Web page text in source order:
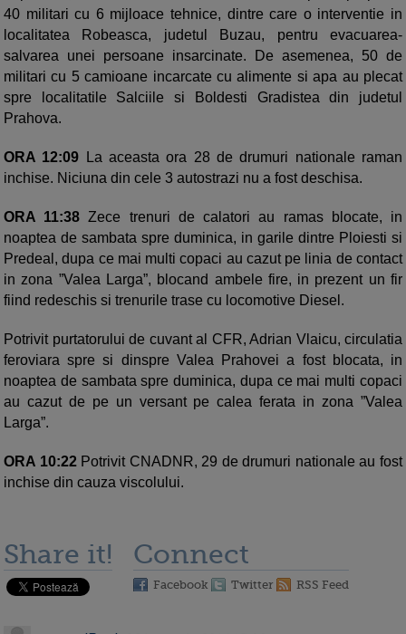
40 militari cu 6 mijloace tehnice, dintre care o interventie in
localitatea Robeasca, judetul Buzau, pentru evacuarea-
salvarea unei persoane insarcinate. De asemenea, 50 de
militari cu 5 camioane incarcate cu alimente si apa au plecat
spre localitatile Salciile si Boldesti Gradistea din judetul
Prahova.
ORA 12:09 La aceasta ora 28 de drumuri nationale raman
inchise. Niciuna din cele 3 autostrazi nu a fost deschisa.
ORA 11:38Zece trenuri de calatori au ramas blocate, in
noaptea de sambata spre duminica, in garile dintre Ploiesti si
Predeal, dupa ce mai multi copaci au cazut pe linia de contact
in zona ”Valea Larga”, blocand ambele fire, in prezent un fir
fiind redeschis si trenurile trase cu locomotive Diesel.
Potrivit purtatorului de cuvant al CFR, Adrian Vlaicu, circulatia
feroviara spre si dinspre Valea Prahovei a fost blocata, in
noaptea de sambata spre duminica, dupa ce mai multi copaci
au cazut de pe un versant pe calea ferata in zona ”Valea
Larga”.
ORA 10:22Potrivit CNADNR, 29 de drumuri nationale au fost
inchise din cauza viscolului.
Share it! Connect
Facebook Twitter RSS Feed